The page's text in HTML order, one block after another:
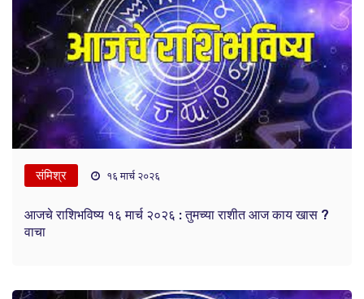
संमिश्र १६ मार्च २०२६
आजचे राशिभविष्य १६ मार्च २०२६ : तुमच्या राशीत आज काय खास ?
वाचा